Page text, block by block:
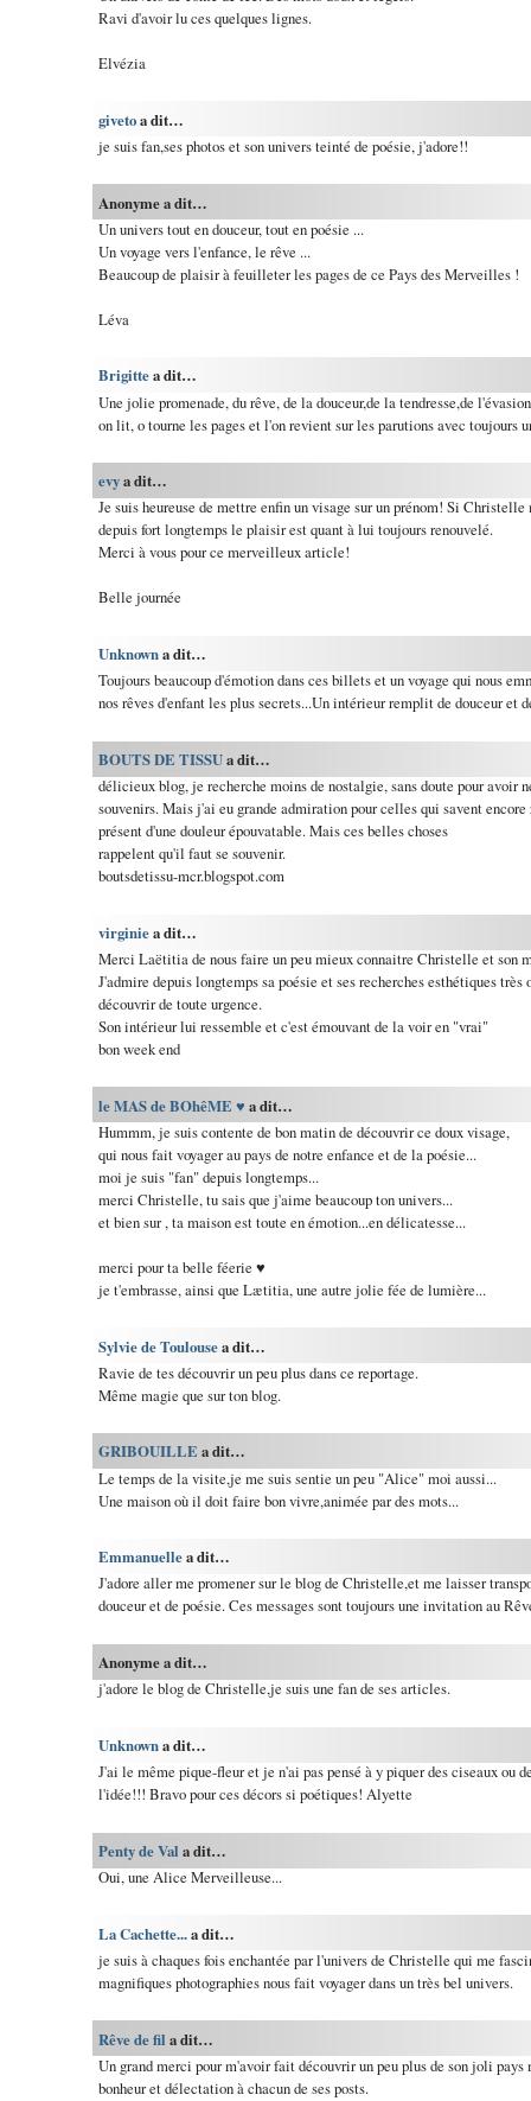
Ravi d'avoir lu ces quelques lignes.
Elvézia
givetoa dit…
je suis fan,ses photos et son univers teinté de poésie, j'adore!!
Anonyme a dit…
Un univers tout en douceur, tout en poésie ...
Un voyage vers l'enfance, le rêve ...
Beaucoup de plaisir à feuilleter les pages de ce Pays des Merveilles !
Léva
Brigittea dit…
Une jolie promenade, du rêve, de la douceur,de la tendresse,de
on lit, o tourne les pages et l'on revient sur les parutions avec toujours
evya dit…
Je suis heureuse de mettre enfin un visage sur un prénom! Si
depuis fort longtemps le plaisir est quant à lui toujours renouvelé.
Merci à vous pour ce merveilleux article!
Belle journée
Unknowna dit…
Toujours beaucoup d'émotion dans ces billets et un voyage qui nous
nos rêves d'enfant les plus secrets...Un intérieur remplit de douceur et
BOUTS DE TISSUa dit…
délicieux blog, je recherche moins de nostalgie, sans doute pour avoir
souvenirs. Mais j'ai eu grande admiration pour celles qui savent encore
présent d'une douleur épouvatable. Mais ces belles choses
rappelent qu'il faut se souvenir.
boutsdetissu-mcr.blogspot.com
virginiea dit…
Merci Laëtitia de nous faire un peu mieux connaitre Christelle et son
J'admire depuis longtemps sa poésie et ses recherches esthétiques
découvrir de toute urgence.
Son intérieur lui ressemble et c'est émouvant de la voir en "vrai"
bon week end
le MAS de BOhêME ♥ a dit…
Hummm, je suis contente de bon matin de découvrir ce doux visage,
qui nous fait voyager au pays de notre enfance et de la poésie...
moi je suis "fan" depuis longtemps...
merci Christelle, tu sais que j'aime beaucoup ton univers...
et bien sur , ta maison est toute en émotion...en délicatesse...
merci pour ta belle féerie ♥
je t'embrasse, ainsi que Lætitia, une autre jolie fée de lumière...
Sylvie de Toulousea dit…
Ravie de tes découvrir un peu plus dans ce reportage.
Même magie que sur ton blog.
GRIBOUILLE a dit…
Le temps de la visite,je me suis sentie un peu "Alice" moi aussi...
Une maison où il doit faire bon vivre,animée par des mots...
Emmanuellea dit…
J'adore aller me promener sur le blog de Christelle,et me laisser
douceur et de poésie. Ces messages sont toujours une invitation au
Anonyme a dit…
j'adore le blog de Christelle,je suis une fan de ses articles.
Unknowna dit…
J'ai le même pique-fleur et je n'ai pas pensé à y piquer des ciseaux ou
l'idée!!! Bravo pour ces décors si poétiques! Alyette
Penty de Val a dit…
Oui, une Alice Merveilleuse...
La Cachette...a dit…
je suis à chaques fois enchantée par l'univers de Christelle qui me
magnifiques photographies nous fait voyager dans un très bel univers.
Rêve de fil a dit…
Un grand merci pour m'avoir fait découvrir un peu plus de son joli
bonheur et délectation à chacun de ses posts.